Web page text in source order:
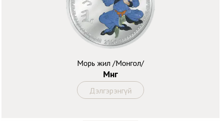
Морь жил /Монгол/
Мөнгө
Дэлгэрэнгүй